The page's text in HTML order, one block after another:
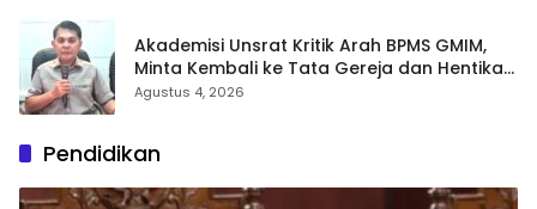
Akademisi Unsrat Kritik Arah BPMS GMIM,
Minta Kembali ke Tata Gereja dan Hentikan
Polarisasi
Agustus 4, 2026
Pendidikan